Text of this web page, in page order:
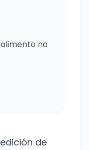
no
de